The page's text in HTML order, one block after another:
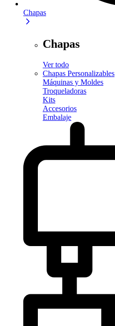
Chapas
Chapas
Ver todo
Chapas Personalizables
Máquinas y Moldes
Troqueladoras
Kits
Accesorios
Embalaje